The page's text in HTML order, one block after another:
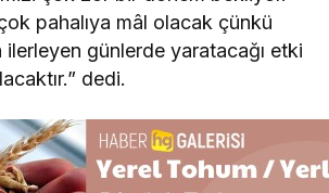
pahalıya mâl olacak çünkü
ilerleyen günlerde yaratacağı etki
dedi.